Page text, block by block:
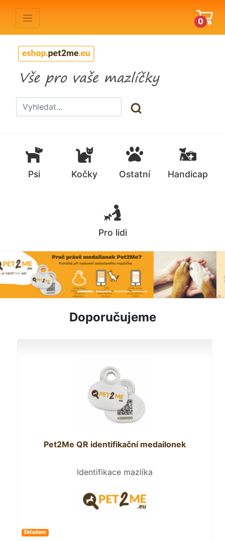
0
Psi Kočky Ostatní Handicap
Pro lidi
Previous Next
Doporučujeme
Pet2Me QR identifikační medailonek
Identifikace mazlíka
Skladem